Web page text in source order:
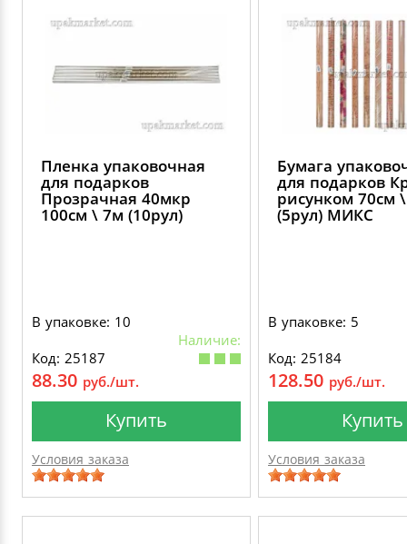
ПАКЕТЫ СЛАЙДЕРЫ И ЗИПЛОКИ ( ZIP
ПАКЕТЫ ПОЛИПРОПИЛЕНОВЫЕ
ПАКЕТЫ С ВЫРУБНЫМИ РУЧКАМИ
КУРЬЕРСКИЕ И ПОЧТОВЫЕ ПАКЕТЫ
ДЕКОРАТИВНЫЕ УКРАШЕНИЯ
УПАКОВКА ДЛЯ ТОРТОВ
УПАКОВКА ДЛЯ ЯИЦ
ВАТНО-БУМАЖНАЯ ПРОДУКЦИЯ
САЛФЕТКИ, ПОЛОТЕНЦА
САЛФЕТКИ ВЛАЖНЫЕ
ТУАЛЕТНАЯ БУМАГА
ИЗОЛЕНТЫ
КРЕППИРОВАННЫЕ ЛЕНТЫ
СКЛАДСКАЯ УПАКОВКА
СТИРАЛЬНЫЕ ПОРОШКИ
КОНДИЦИОНЕРЫ ДЛЯ БЕЛЬЯ
СРЕДСТВА ДЛЯ УБОРКИ И ЧИСТКИ
СРЕДСТВА ДЛЯ МЫТЬЯ ПОСУДЫ
АВТОХИМИЯ
Пленка упаковочная
для подарков
Прозрачная 40мкр
100см \ 7м (10рул)
В упаковке: 10
Наличие:
Код: 25187
88.30 руб./шт.
Купить
Условия заказа
Бумага
для подарков
рисунком 70см
(5рул) МИКС
В упаковке: 5
Код: 25184
128.50 руб./шт.
Купить
Условия заказа